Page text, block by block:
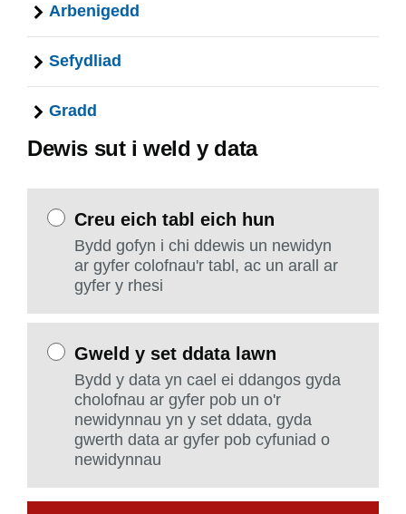
Arbenigedd
Sefydliad
Gradd
Dewis sut i weld y data
Creu eich tabl eich hun
Bydd gofyn i chi ddewis un newidyn
ar gyfer colofnau'r tabl, ac un arall ar
gyfer y rhesi
Gweld y set ddata lawn
Bydd y data yn cael ei ddangos gyda
cholofnau ar gyfer pob un o'r
newidynnau yn y set ddata, gyda
gwerth data ar gyfer pob cyfuniad o
newidynnau